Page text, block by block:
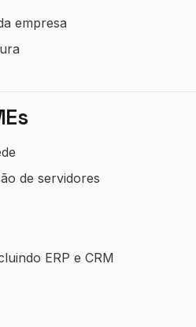
empresa
de servidores
ERP e CRM